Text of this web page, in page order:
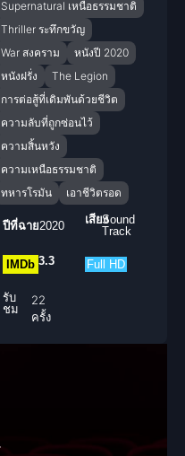
Supernatural เหนือธรรมชาติ
Thriller ระทึกขวัญ
War สงคราม
หนังปี 2020
หนังฝรั่ง
The Legion
การต่อสู้ที่เดิมพันด้วยชีวิต
ความลับที่ถูกซ่อนไว้
ความสิ้นหวัง
ความเหนือธรรมชาติ
ทหารโรมัน
เอาชีวิตรอด
ปีที่ฉาย2020 เสียงSound
Track
IMDb 3.3 Full HD
รับ
ชม
22
ครั้ง